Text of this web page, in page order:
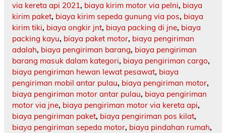
via kereta api 2021, biaya kirim motor via pelni, biaya
kirim paket, biaya kirim sepeda gunung via pos, biaya
kirim tiki, biaya ongkir jnt, biaya packing di jne, biaya
packing kayu, biaya paket motor, biaya pengiriman
adalah, biaya pengiriman barang, biaya pengiriman
barang masuk dalam kategori, biaya pengiriman cargo,
biaya pengiriman hewan lewat pesawat, biaya
pengiriman mobil antar pulau, biaya pengiriman motor,
biaya pengiriman motor antar pulau, biaya pengiriman
motor via jne, biaya pengiriman motor via kereta api,
biaya pengiriman paket, biaya pengiriman pos kilat,
biaya pengiriman sepeda motor, biaya pindahan rumah,